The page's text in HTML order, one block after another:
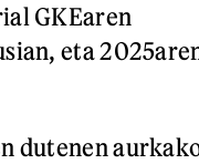
GKEaren
eta
dutenen